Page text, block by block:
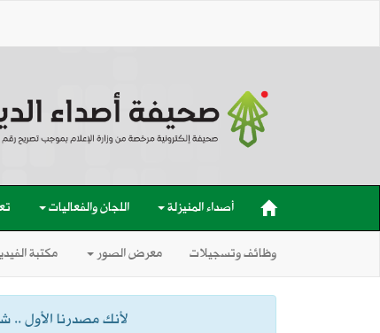
أصداء المنيزلة اللجان والفعاليات
وظائف وتسجيلات معرض الصور مكتبة
لأنك مصدرنا الأول ..